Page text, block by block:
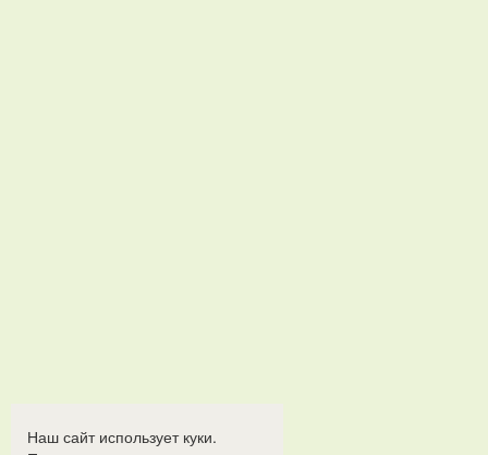
Наш сайт использует куки.